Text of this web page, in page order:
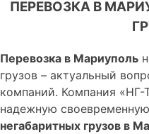
ПЕРЕВОЗКА В
Перевозка в Мариуполь
грузов – актуальный
компаний. Компания «НГ-
надежную своевременную
негабаритных грузов в